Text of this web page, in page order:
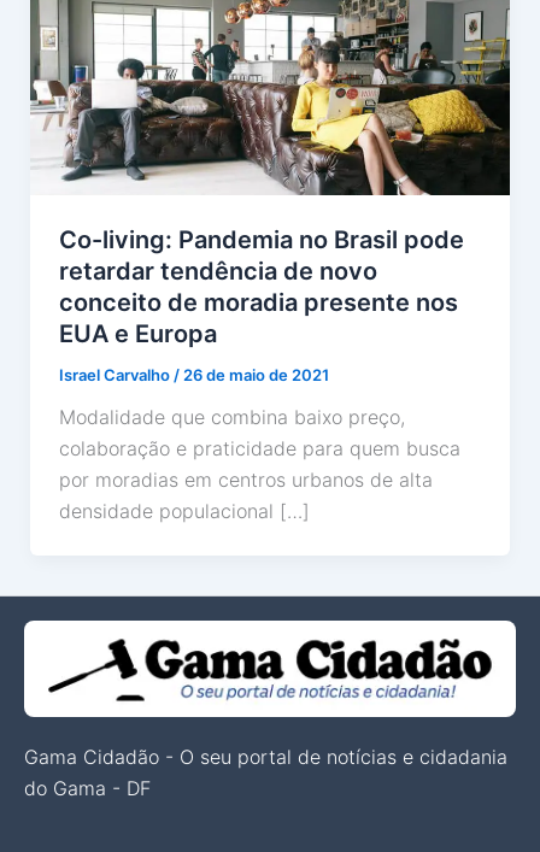
Co-living: Pandemia no Brasil pode
retardar tendência de novo
conceito de moradia presente nos
EUA e Europa
Israel Carvalho/26 de maio de 2021
Modalidade que combina baixo preço,
colaboração e praticidade para quem busca
por moradias em centros urbanos de alta
densidade populacional […]
Gama Cidadão - O seu portal de notícias e cidadania
do Gama - DF